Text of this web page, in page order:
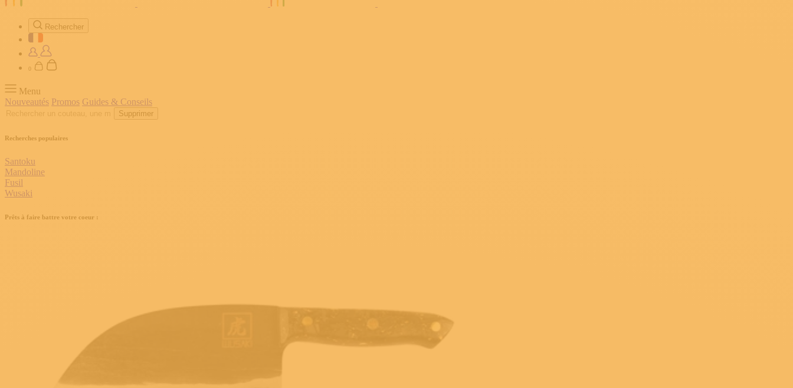
Rechercher
0
Menu
Nouveautés Promos Guides & Conseils
Supprimer
Recherches populaires
Santoku
Mandoline
Fusil
Wusaki
Prêts à faire battre votre coeur :